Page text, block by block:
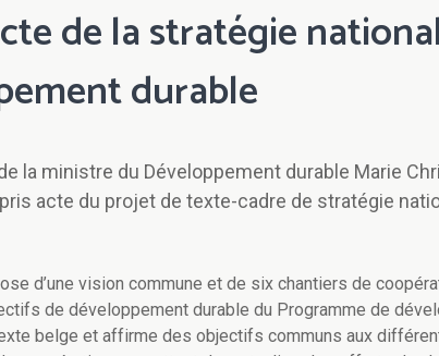
de la stratégie
durable
la ministre du Développement durable Marie
acte du projet de texte-cadre de stratégie
d’une vision commune et de six chantiers de
de développement durable du Programme de
belge et affirme des objectifs communs aux